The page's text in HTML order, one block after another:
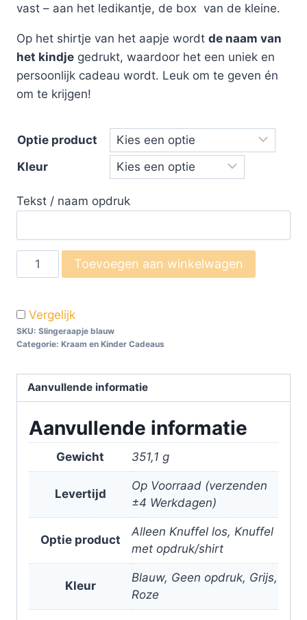
vast – aan het ledikantje, de box van de kleine.
Op het shirtje van het aapje wordt de naam van
het kindje gedrukt, waardoor het een uniek en
persoonlijk cadeau wordt. Leuk om te geven én
om te krijgen!
Optie product
Kleur
Tekst / naam opdruk
Toevoegen aan winkelwagen
Vergelijk
SKU: Slingeraapje blauw
Categorie: Kraam en Kinder Cadeaus
Aanvullende informatie
Aanvullende informatie
Gewicht 351,1 g
Levertijd
Op Voorraad (verzenden
±4 Werkdagen)
Optie product
Alleen Knuffel los, Knuffel
met opdruk/shirt
Kleur
Blauw, Geen opdruk, Grijs,
Roze